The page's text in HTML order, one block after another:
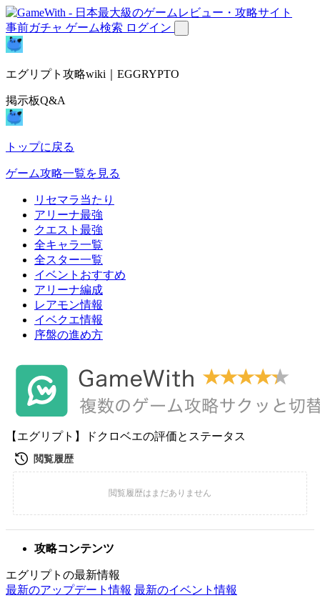
事前ガチャ ゲーム検索 ログイン
エグリプト攻略wiki｜EGGRYPTO
掲示板Q&A
トップに戻る
ゲーム攻略一覧を見る
リセマラ当たり
アリーナ最強
クエスト最強
全キャラ一覧
全スター一覧
イベントおすすめ
アリーナ編成
レアモン情報
イベクエ情報
序盤の進め方
【エグリプト】ドクロベエの評価とステータス
攻略コンテンツ
エグリプトの最新情報
最新のアップデート情報 最新のイベント情報